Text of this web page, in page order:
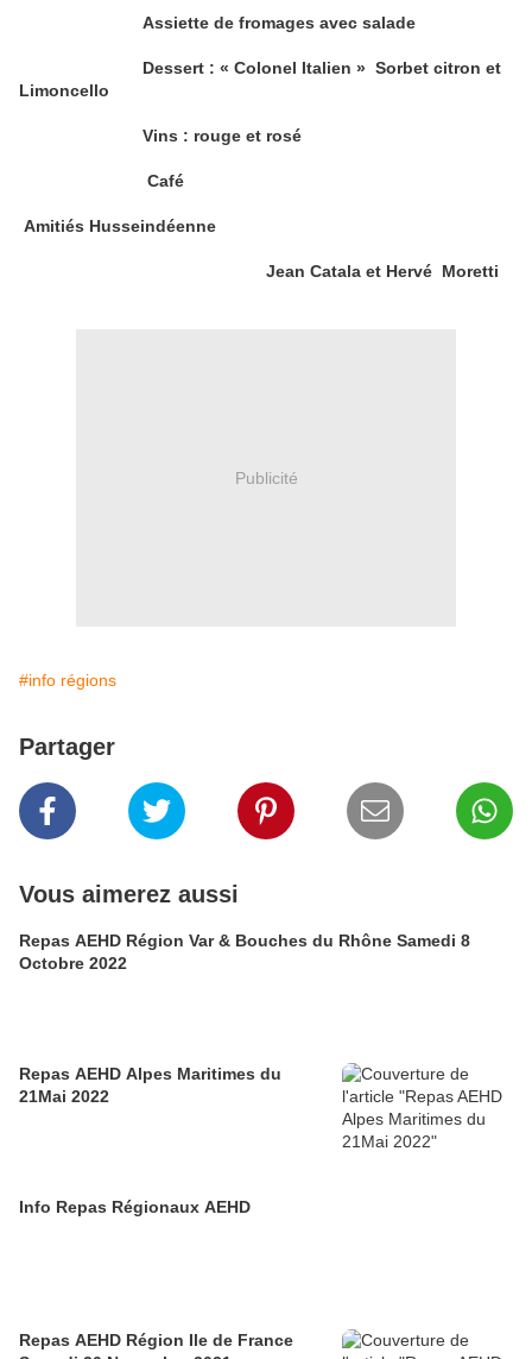
Assiette de fromages avec salade
Dessert : « Colonel Italien » Sorbet citron et
Limoncello
Vins : rouge et rosé
Café
Amitiés Husseindéenne
Jean Catala et Hervé Moretti
Publicité
#info régions
Partager
Vous aimerez aussi
Repas AEHD Région Var & Bouches du Rhône Samedi 8
Octobre 2022
Repas AEHD Alpes Maritimes du
21Mai 2022
Info Repas Régionaux AEHD
Repas AEHD Région Ile de France